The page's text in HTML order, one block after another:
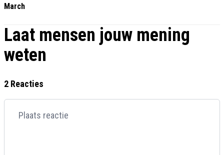
March
Laat mensen jouw mening
weten
2 Reacties